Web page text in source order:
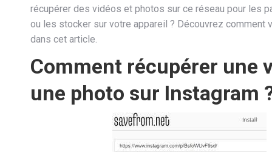
récupérer des vidéos et photos sur ce réseau pour les
ou les stocker sur votre appareil ? Découvrez comment
dans cet article.
Comment récupérer une
une photo sur Instagram